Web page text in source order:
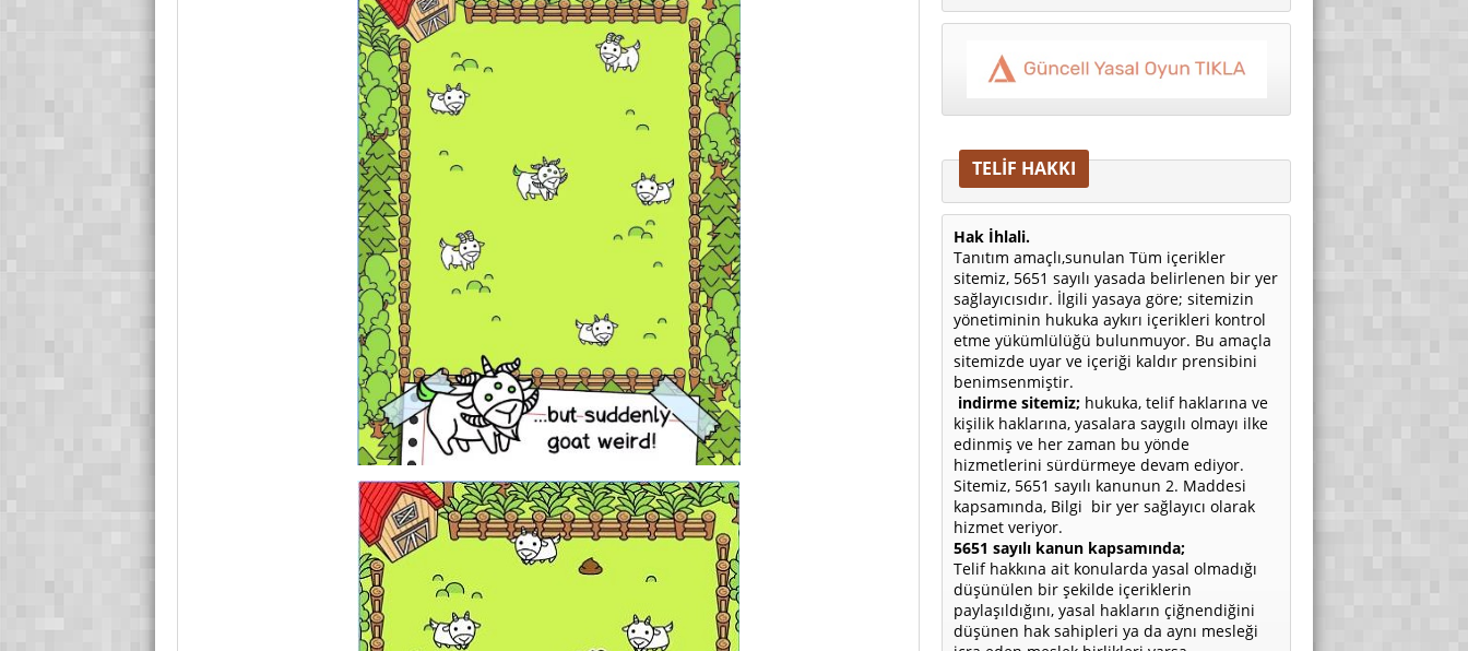
TELİF HAKKI
Hak İhlali.
Tanıtım amaçlı,sunulan Tüm içerikler
sitemiz, 5651 sayılı yasada belirlenen bir yer
sağlayıcısıdır. İlgili yasaya göre; sitemizin
yönetiminin hukuka aykırı içerikleri kontrol
etme yükümlülüğü bulunmuyor. Bu amaçla
sitemizde uyar ve içeriği kaldır prensibini
benimsenmiştir.
indirme sitemiz; hukuka, telif haklarına ve
kişilik haklarına, yasalara saygılı olmayı ilke
edinmiş ve her zaman bu yönde
hizmetlerini sürdürmeye devam ediyor.
Sitemiz, 5651 sayılı kanunun 2. Maddesi
kapsamında, Bilgi bir yer sağlayıcı olarak
hizmet veriyor.
5651 sayılı kanun kapsamında;
Telif hakkına ait konularda yasal olmadığı
düşünülen bir şekilde içeriklerin
paylaşıldığını, yasal hakların çiğnendiğini
düşünen hak sahipleri ya da aynı mesleği